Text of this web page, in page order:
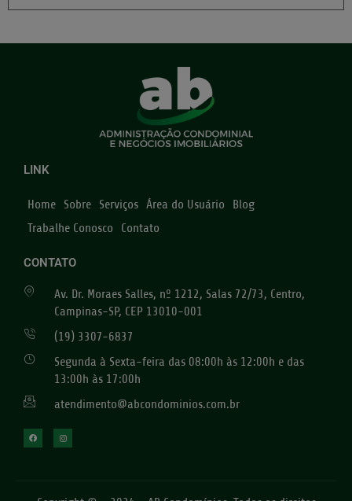
LINK
Home Sobre Serviços Área do Usuário
Blog
Trabalhe Conosco
Contato
CONTATO
Av. Dr. Moraes Salles, nº 1212, Salas 72/73, Centro,
Campinas-SP, CEP 13010-001
(19) 3307-6837
Segunda à Sexta-feira das 08:00h às 12:00h e das
13:00h às 17:00h
atendimento@abcondominios.com.br